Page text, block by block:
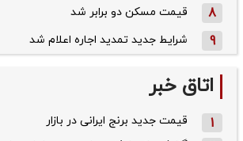
8 قیمت مسکن دو برابر شد
9 شرایط جدید تمدید اجاره اعلام شد
اتاق خبر
1 قیمت جدید برنج ایرانی در بازار